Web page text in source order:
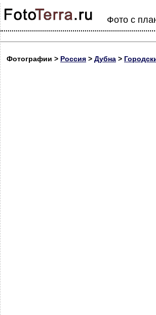
Фото с
Фотографии > Россия > Дубна >